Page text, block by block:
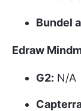
Bundel
Edraw
G2: N/A